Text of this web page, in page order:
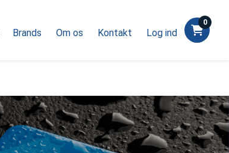
Brands Om os Kontakt Log ind
0